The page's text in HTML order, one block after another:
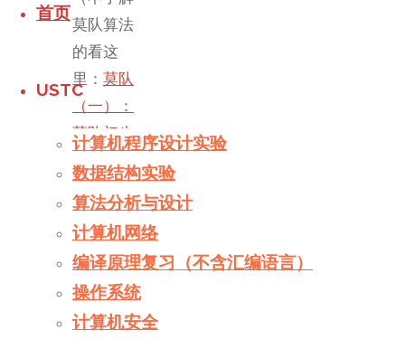
首页
USTC
计算机程序设计实验
数据结构实验
算法分析与设计
计算机网络
编译原理复习（不含汇编语言）
操作系统
计算机安全
莫队算法
的看这
里： 莫队
（一）：
莫队初步
基础与思
想），但
是你看到
题目中还
有修改操
作，莫队
GG了！